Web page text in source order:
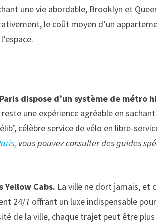
une vie abordable, Brooklyn et
le coût moyen d’un
Paris dispose d’un système de métro
une expérience agréable en
célèbre service de vélo en libre-
, vous pouvez consulter des guides
Yellow Cabs. La ville ne dort jamais, et
24/7 offrant un luxe indispensable
de la ville, chaque trajet peut être